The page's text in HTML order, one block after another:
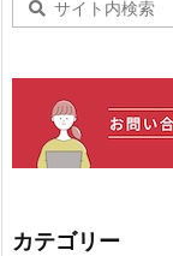
カテゴリー